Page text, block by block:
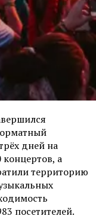
дней на
концертов, а
территорию
посетителей.